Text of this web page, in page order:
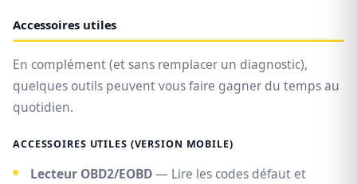
Accessoires utiles
En complément (et sans remplacer un diagnostic),
quelques outils peuvent vous faire gagner du temps au
quotidien.
ACCESSOIRES UTILES (VERSION MOBILE)
Lecteur OBD2/EOBD— Lire les codes défaut et